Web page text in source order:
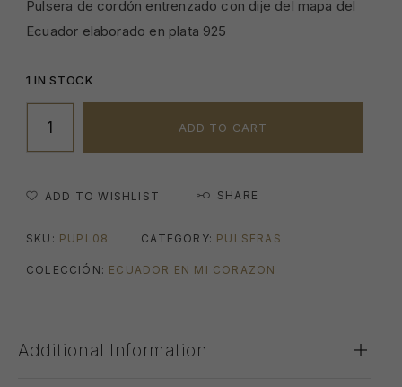
Pulsera de cordón entrenzado con dije del mapa del
Ecuador elaborado en plata 925
1 IN STOCK
ADD TO CART
ADD TO WISHLIST SHARE
SKU: PUPL08 CATEGORY: PULSERAS
COLECCIÓN: ECUADOR EN MI CORAZON
Additional Information